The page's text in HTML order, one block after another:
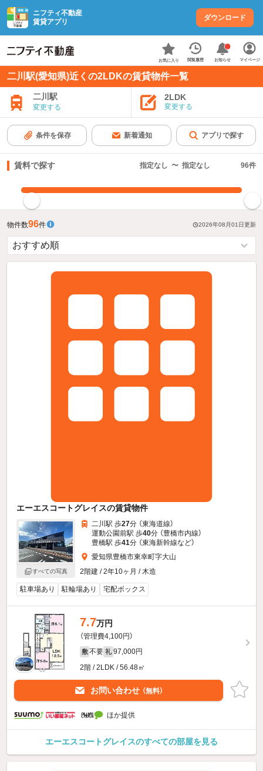
ニフティ不動産
賃貸アプリ
ダウンロード
お気に入り 閲覧履歴 お知らせ マイページ
二川駅(愛知県)近くの2LDKの賃貸物件一覧
二川駅
変更する
2LDK
変更する
条件を保存 新着通知 アプリで探す
賃料で探す 指定なし 〜 指定なし 96件
物件数96件 2026年08月01日更新
エーエスコートグレイスの賃貸物件
すべての写真
二川駅 歩27分 （東海道線）
運動公園前駅 歩40分 （豊橋市内線）
豊橋駅 歩41分 （東海新幹線など）
愛知県豊橋市東幸町字大山
2階建 / 2年10ヶ月 / 木造
駐車場あり 駐輪場あり 宅配ボックス
7.7万円
（管理費4,100円）
敷 不要 礼 97,000円
2階 / 2LDK / 56.48㎡
お問い合わせ （無料）
ほか提供
エーエスコートグレイスのすべての部屋を見る